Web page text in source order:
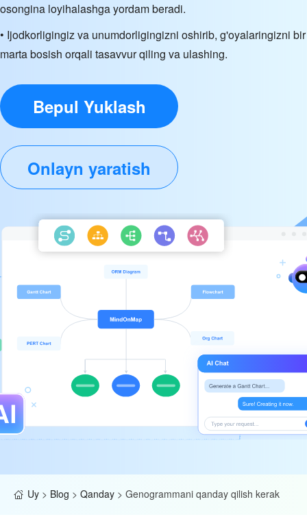
osongina loyihalashga yordam beradi.
• Ijodkorligingiz va unumdorligingizni oshirib, g'oyalaringizni bir
marta bosish orqali tasavvur qiling va ulashing.
Bepul Yuklash
Onlayn yaratish
Uy > Blog > Qanday > Genogrammani qanday qilish kerak